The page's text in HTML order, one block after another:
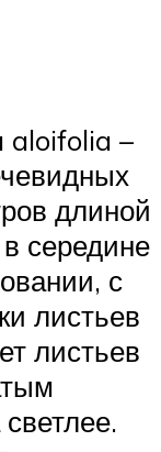
aloifolia –
длиной
середине
с
листьев
листьев